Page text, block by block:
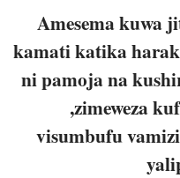
Amesema kuwa
kamati katika
ni pamoja na
,zimeweza
visumbufu